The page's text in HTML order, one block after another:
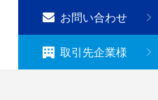
お問い合わせ
取引先企業様